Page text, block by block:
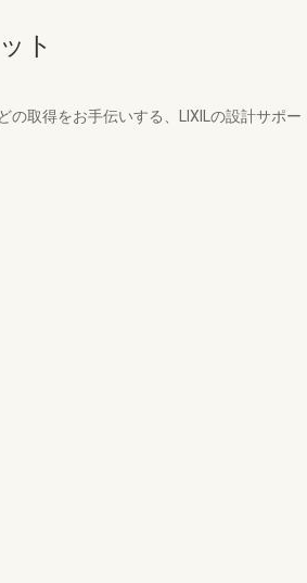
ト
取得をお手伝いする、LIXILの設計サポー